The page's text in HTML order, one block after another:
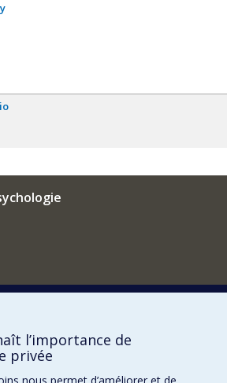
l’importance de
privée
nous permet d’améliorer et de